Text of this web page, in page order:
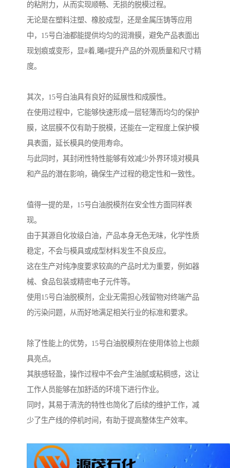
的粘附力，从而实现顺畅、无损的脱模过程。
无论是在塑料注塑、橡胶成型，还是金属压铸等应用
中，15号白油都能提供均匀的润滑膜，避免产品表面出
现划痕或变形，显#着,曦#提升产品的外观质量和尺寸精
度。
其次，15号白油具有良好的延展性和成膜性。
在使用过程中，它能够快速形成一层轻薄而均匀的保护
膜，这层膜不仅有助于脱模，还能在一定程度上保护模
具表面，延长模具的使用寿命。
与此同时，其封闭性特性能够有效减少外界环境对模具
和产品的潜在影响，确保生产过程的稳定性和一致性。
值得一提的是，15号白油脱模剂在安全性方面同样表
现。
由于其源自化妆级白油，产品本身无色无味，化学性质
稳定，不会与模具或成型材料发生不良反应。
这在生产对纯净度要求较高的产品时尤为重要，例如器
械、食品包装或精密电子元件等。
使用15号白油脱模剂，企业无需担心残留物对终端产品
的污染问题，从而好地满足相关行业的标准和要求。
除了性能上的优势，15号白油脱模剂在使用体验上也颇
具亮点。
其肤感轻盈，操作过程中不会产生油腻或粘稠感，这让
工作人员能够在加舒适的环境下进行作业。
同时，其易于清洗的特性也简化了后续的维护工作，减
少了生产线的停机时间，有助于提高整体生产效率。